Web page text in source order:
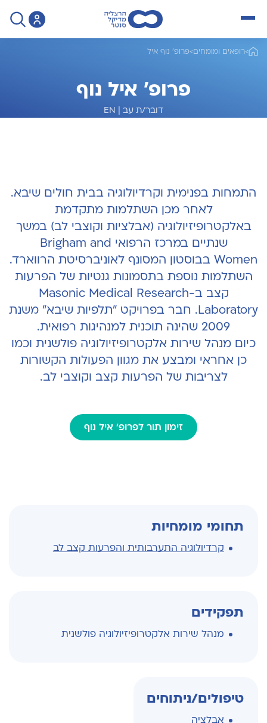
>רופאים ומומחים>פרופ' נוף איל
פרופ' איל נוף
דובר/ת עב |
EN
התמחות בפנימית וקרדיולוגיה בבית חולים שיבא.
לאחר מכן השתלמות מתקדמת
באלקטרופיזיולוגיה (אבלציות וקוצבי לב) במשך
שנתיים במרכז הרפואי Brigham and
Women בבוסטון המסונף לאוניברסיטת הרווארד.
השתלמות נוספת בתסמונות גנטיות של הפרעות
קצב ב-Masonic Medical Research
Laboratory. חבר בפרויקט "תלפיות שיבא" משנת
2009 שהינה תוכנית למנהיגות רפואית.
כיום מנהל שירות אלקטרופיזיולוגיה פולשנית וכמו
כן אחראי ומבצע את מגוון הפעולות הקשורות
לצריבות של הפרעות קצב וקוצבי לב.
זימון תור לפרופ' איל נוף
תחומי מומחיות
קרדיולוגיה התערבותית והפרעות קצב לב
תפקידים
מנהל שירות אלקטרופיזיולוגיה פולשנית
טיפולים/ניתוחים
אבלציה